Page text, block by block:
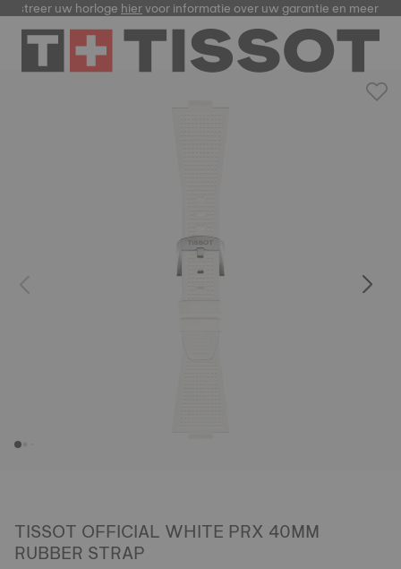
Registreer uw horlogehiervoor informatie over uw garantie en
TISSOT OFFICIAL WHITE PRX 40MM
RUBBER STRAP